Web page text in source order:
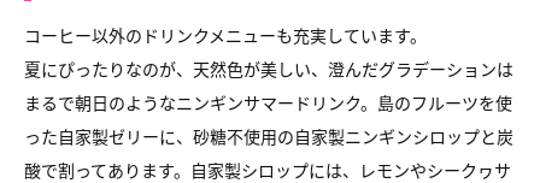
コーヒー以外のドリンクメニューも充実しています。
夏にぴったりなのが、天然色が美しい、澄んだグラデーションは
まるで朝日のようなニンギンサマードリンク。島のフルーツを使
った自家製ゼリーに、砂糖不使用の自家製ニンギンシロップと炭
酸で割ってあります。自家製シロップには、レモンやシークヮサ